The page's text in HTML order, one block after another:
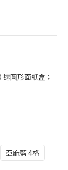
圓形面紙盒；
亞麻藍 4格